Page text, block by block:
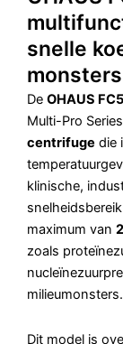
snelle
monsters
De OHAUS
Multi-Pro
centrifuge die
klinische,
maximum van
zoals
milieumonsters.
Dit model is